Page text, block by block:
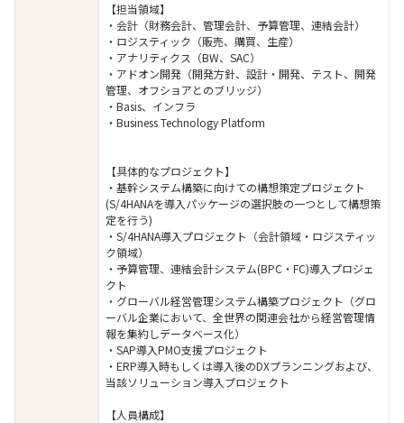
【担当領域】
・会計（財務会計、管理会計、予算管理、連結会計）
・ロジスティック（販売、購買、生産）
・アナリティクス（BW、SAC）
・アドオン開発（開発方針、設計・開発、テスト、開発
管理、オフショアとのブリッジ）
・Basis、インフラ
・Business Technology Platform
【具体的なプロジェクト】
・基幹システム構築に向けての構想策定プロジェクト
(S/4HANAを導入パッケージの選択肢の一つとして構想策
定を行う)
・S/4HANA導入プロジェクト（会計領域・ロジスティッ
ク領域）
・予算管理、連結会計システム(BPC・FC)導入プロジェ
クト
・グローバル経営管理システム構築プロジェクト（グロ
ーバル企業において、全世界の関連会社から経営管理情
報を集約しデータベース化）
・SAP導入PMO支援プロジェクト
・ERP導入時もしくは導入後のDXプランニングおよび、
当該ソリューション導入プロジェクト
【人員構成】